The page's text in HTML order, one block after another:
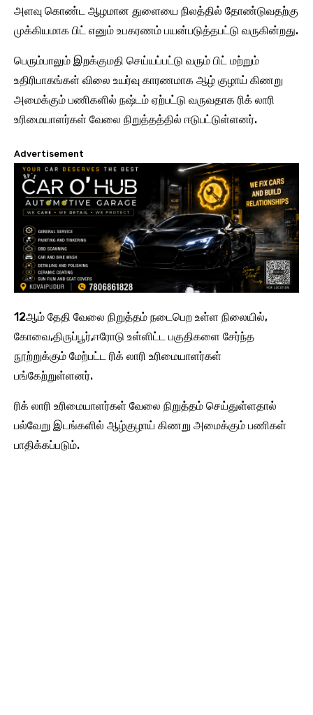
அளவு கொண்ட ஆழமான துளையை நிலத்தில் தோண்டுவதற்கு
முக்கியமாக பிட் எனும் உபகரணம் பயன்படுத்தபட்டு வருகின்றது.
பெரும்பாலும் இறக்குமதி செய்யப்பட்டு வரும் பிட் மற்றும்
உதிரிபாகங்கள் விலை உயர்வு காரணமாக ஆழ் குழாய் கிணறு
அமைக்கும் பணிகளில் நஷ்டம் ஏற்பட்டு வருவதாக ரிக் லாரி
உரிமையாளர்கள் வேலை நிறுத்தத்தில் ஈடுபட்டுள்ளனர்.
Advertisement
12ஆம் தேதி வேலை நிறுத்தம் நடைபெற உள்ள நிலையில்,
கோவை,திருப்பூர்,ஈரோடு உள்ளிட்ட பகுதிகளை சேர்ந்த
நூற்றுக்கும் மேற்பட்ட ரிக் லாரி உரிமையாளர்கள்
பங்கேற்றுள்ளனர்.
ரிக் லாரி உரிமையாளர்கள் வேலை நிறுத்தம் செய்துள்ளதால்
பல்வேறு இடங்களில் ஆழ்குழாய் கிணறு அமைக்கும் பணிகள்
பாதிக்கப்படும்.